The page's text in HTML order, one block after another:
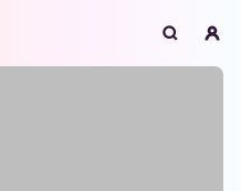
ondersteund